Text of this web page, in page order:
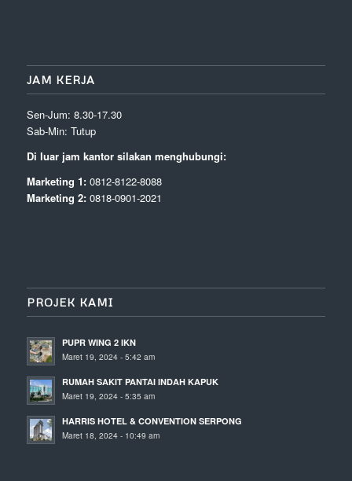
JAM KERJA
Sen-Jum: 8.30-17.30
Sab-Min: Tutup
Di luar jam kantor silakan menghubungi:
Marketing 1:0812-8122-8088
Marketing 2:0818-0901-2021
PROJEK KAMI
PUPR WING 2 IKN
Maret 19, 2024 - 5:42 am
RUMAH SAKIT PANTAI INDAH KAPUK
Maret 19, 2024 - 5:35 am
HARRIS HOTEL & CONVENTION SERPONG
Maret 18, 2024 - 10:49 am